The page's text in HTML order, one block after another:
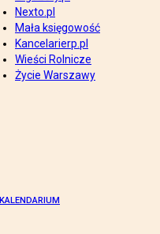
Nexto.pl
Mała księgowość
Kancelarierp.pl
Wieści Rolnicze
Życie Warszawy
KALENDARIUM